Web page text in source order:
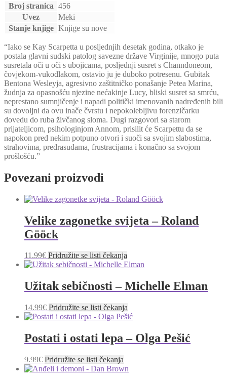
Broj stranica 456
Uvez
Meki
Stanje knjige Knjige su nove
“Iako se Kay Scarpetta u posljednjih desetak godina, otkako je
postala glavni sudski patolog savezne države Virginije, mnogo puta
susretala oči u oči s ubojicama, posljednji susret s Channdoneom,
čovjekom-vukodlakom, ostavio ju je duboko potresenu. Gubitak
Bentona Wesleyja, agresivno zaštitničko ponašanje Petea Marina,
žudnja za opasnošću njezine nećakinje Lucy, bliski susret sa smrću,
neprestano sumnjičenje i napadi politički imenovanih nadređenih bili
su dovoljni da ovu inače čvrstu i nepokolebljivu forenzičarku
dovedu do ruba živčanog sloma. Dugi razgovori sa starom
prijateljicom, psihologinjom Annom, prisilit će Scarpettu da se
napokon pred nekim potpuno otvori i suoči sa svojim slabostima,
strahovima, predrasudama, frustracijama i konačno sa svojom
prošlošću.”
Povezani proizvodi
Velike zagonetke svijeta – Roland
Gööck
11.99€ Pridružite se listi čekanja
Užitak sebičnosti – Michelle Elman
14.99€ Pridružite se listi čekanja
Postati i ostati lepa – Olga Pešić
9.99€ Pridružite se listi čekanja